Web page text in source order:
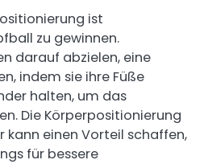
ist
zu gewinnen.
darauf abzielen, eine
indem sie ihre Füße
halten, um das
Die Körperpositionierung
kann einen Vorteil schaffen,
für bessere